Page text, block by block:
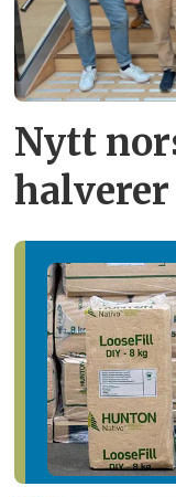
Nytt